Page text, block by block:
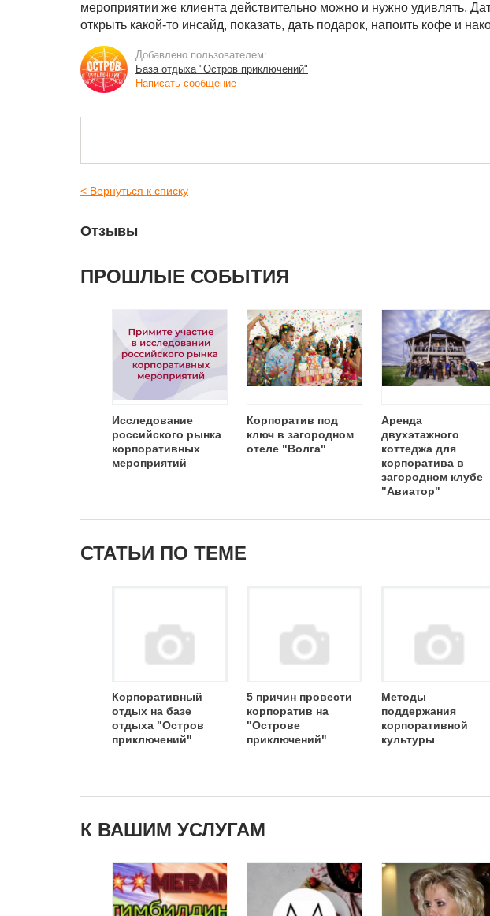
мероприятии же клиента действительно можно и нужно удивлять.
открыть какой-то инсайд, показать, дать подарок, напоить кофе и
Добавлено пользователем:
База отдыха "Остров приключений"
Написать сообщение
< Вернуться к списку
Отзывы
ПРОШЛЫЕ СОБЫТИЯ
Исследование
российского рынка
корпоративных
мероприятий
Корпоратив под
ключ в загородном
отеле "Волга"
Аренда
двухэтажного
коттеджа для
корпоратива в
загородном клубе
"Авиатор"
СТАТЬИ ПО ТЕМЕ
Корпоративный
отдых на базе
отдыха "Остров
приключений"
5 причин провести
корпоратив на
"Острове
приключений"
Методы
поддержания
корпоративной
культуры
К ВАШИМ УСЛУГАМ